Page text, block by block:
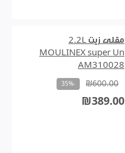
مقلى زيت 2.2L
MOULINEX super Un
AM310028
₪600.00
-35%
₪389.00